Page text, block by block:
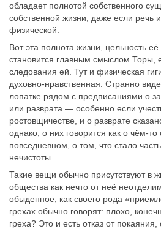
обладает полнотой собственного
собственной жизни, даже если речь
физической.
Вот эта полнота жизни, цельность
становится главным смыслом Торы,
следования ей. Тут и физическая
духовно-нравственная. Странно
лопатке рядом с предписаниями о
или разврата — особенно если
ростовщичестве, и о разврате
однако, о них говорится как о чём-
повседневном, о том, что стало
нечистоты.
Такие вещи обычно присутствуют в
общества как нечто от неё
обыденное, как своего рода
грехах обычно говорят: плохо,
греха? Это и есть отказ от покаяния,